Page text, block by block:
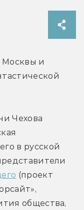
Москвы и
Чехова
в русской
(проект
общества,